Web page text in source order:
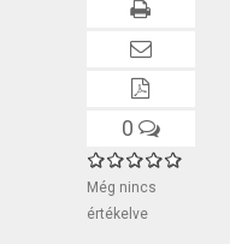
0
Még nincs
értékelve